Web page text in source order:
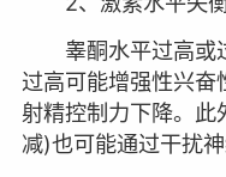
睾酮水平过高或
过高可能增强性兴奋
射精控制力下降。此
减)也可能通过干扰神